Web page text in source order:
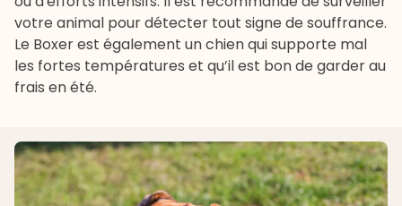
votre animal pour détecter tout signe de souffrance.
Le Boxer est également un chien qui supporte mal
les fortes températures et qu’il est bon de garder au
frais en été.